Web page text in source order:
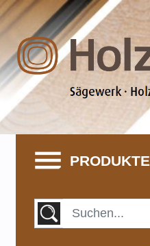
PRODUKTE